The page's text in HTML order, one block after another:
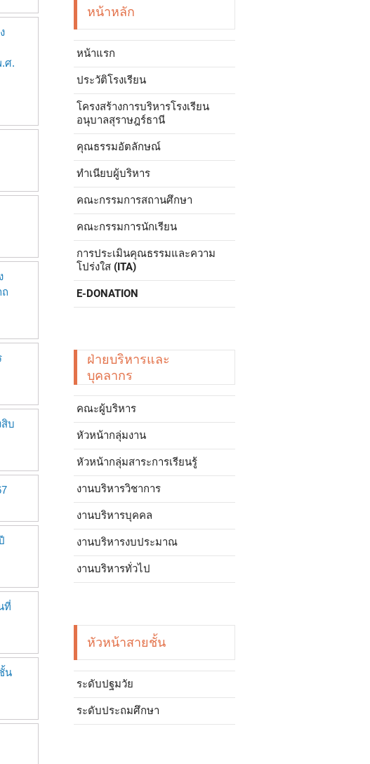
.ศ.
บ
ที่
น
หน้าหลัก
หน้าแรก
ประวัติโรงเรียน
โครงสร้างการบริหารโรงเรียน
อนุบาลสุราษฎร์ธานี
คุณธรรมอัตลักษณ์
ทำเนียบผู้บริหาร
คณะกรรมการสถานศึกษา
คณะกรรมการนักเรียน
การประเมินคุณธรรมและความ
โปร่งใส (ITA)
E-DONATION
ฝ่ายบริหารและ
บุคลากร
คณะผู้บริหาร
หัวหน้ากลุ่มงาน
หัวหน้ากลุ่มสาระการเรียนรู้
งานบริหารวิชาการ
งานบริหารบุคคล
งานบริหารงบประมาณ
งานบริหารทั่วไป
หัวหน้าสายชั้น
ระดับปฐมวัย
ระดับประถมศึกษา